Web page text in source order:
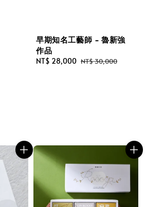
早期知名工藝師 - 魯新強
作品
Sale
NT$ 28,000 Regular
NT$ 30,000